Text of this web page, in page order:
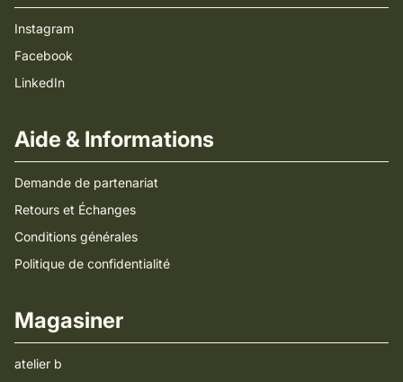
Instagram
Facebook
LinkedIn
Aide & Informations
Demande de partenariat
Retours et Échanges
Conditions générales
Politique de confidentialité
Magasiner
atelier b